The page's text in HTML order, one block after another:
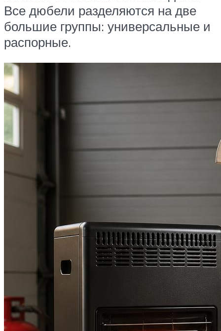
Все дюбели разделяются на две
большие группы: универсальные и
распорные.